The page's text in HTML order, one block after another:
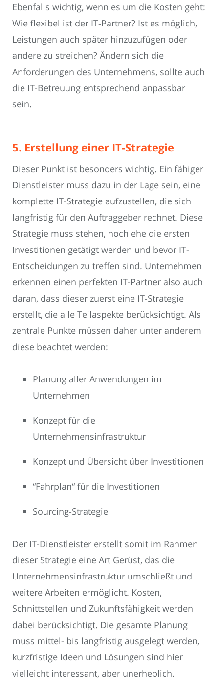
Ebenfalls wichtig, wenn es um die Kosten geht:
Wie flexibel ist der IT-Partner? Ist es möglich,
Leistungen auch später hinzuzufügen oder
andere zu streichen? Ändern sich die
Anforderungen des Unternehmens, sollte auch
die IT-Betreuung entsprechend anpassbar
sein.
5. Erstellung einer IT-Strategie
Dieser Punkt ist besonders wichtig. Ein fähiger
Dienstleister muss dazu in der Lage sein, eine
komplette IT-Strategie aufzustellen, die sich
langfristig für den Auftraggeber rechnet. Diese
Strategie muss stehen, noch ehe die ersten
Investitionen getätigt werden und bevor IT-
Entscheidungen zu treffen sind. Unternehmen
erkennen einen perfekten IT-Partner also auch
daran, dass dieser zuerst eine IT-Strategie
erstellt, die alle Teilaspekte berücksichtigt. Als
zentrale Punkte müssen daher unter anderem
diese beachtet werden:
Planung aller Anwendungen im
Unternehmen
Konzept für die
Unternehmensinfrastruktur
Konzept und Übersicht über Investitionen
“Fahrplan“ für die Investitionen
Sourcing-Strategie
Der IT-Dienstleister erstellt somit im Rahmen
dieser Strategie eine Art Gerüst, das die
Unternehmensinfrastruktur umschließt und
weitere Arbeiten ermöglicht. Kosten,
Schnittstellen und Zukunftsfähigkeit werden
dabei berücksichtigt. Die gesamte Planung
muss mittel- bis langfristig ausgelegt werden,
kurzfristige Ideen und Lösungen sind hier
vielleicht interessant, aber unerheblich.